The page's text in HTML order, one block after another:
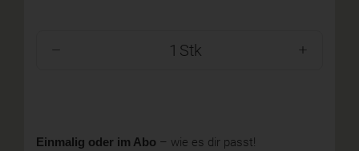
Stk
Einmalig oder im Abo – wie es dir passt!